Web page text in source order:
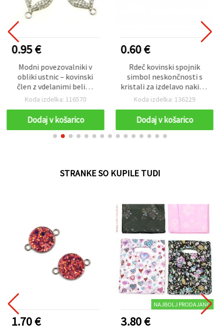
0.95 €
Modni povezovalniki v
obliki ustnic – kovinski
člen z vdelanimi belimi
kristali, 38×20 mm, luknja
Koda izdelka: 116570
Dodaj v košarico
0.60 €
Rdeč kovinski spojnik
simbol neskončnosti s
kristali za izdelavo nakita,
25x18x3 mm, luknja 1,5
Koda izdelka: 136229
Dodaj v košarico
STRANKE SO KUPILE TUDI
1.70 €
NAJBOLJ PRODAJANO
3.80 €